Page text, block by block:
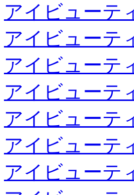
アイビューテ
アイビューテ
アイビューテ
アイビューテ
アイビューテ
アイビューテ
アイビューテ